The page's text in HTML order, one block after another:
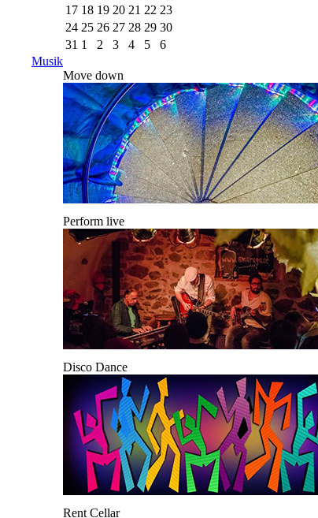
17 18 19 20 21 22 23
24 25 26 27 28 29 30
31 1 2 3 4 5
6
Musik
Move down
Perform live
Disco Dance
Rent Cellar